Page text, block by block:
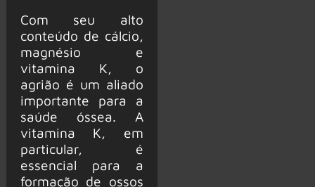
Com seu alto
conteúdo de cálcio,
magnésio e
vitamina K, o
agrião é um aliado
importante para a
saúde óssea. A
vitamina K, em
particular, é
essencial para a
formação de ossos